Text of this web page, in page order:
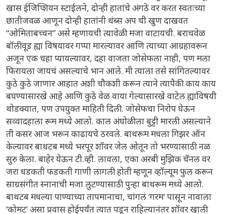
खास ईजिप्शियन स्टाईलने, दोन्ही हातांचे अंगठे वर करत स्वतःच्या
छातीजवळ आणून दोन्ही हातांनी थंब्स अप ची खुण दाखवत
“ओमिताबच्चन” असे म्हणायची त्यावेळी मजा वाटायची. बराचवेळ
बॉलीवूड ह्या विषयावर गप्पा मारल्यावर आणि त्याच्या आग्रहावरून
अजून एक चहा प्यायल्यावर, दहा वाजता जोसेफला नाही, पण मला
फिरायला जायचं असल्याचे भान आले. मी त्याला तसे सांगितल्यावर
कुठे कुठे जाणार आहात अशी चौकशी करून त्याने त्यापैकी काय काय
बघण्यासारखे आहे आणि कुठे वेळ वाया गेल्यासारखे वाटेल ह्याविषयी
थोडक्यात, पण उपयुक्त माहिती दिली. जोसेफचा निरोप घेऊन
सव्वादहाला रूम मध्ये आलो. काल अंघोळीला बुट्टी मारली असल्याने
ती कसर आज भरून काढायचे ठरवले. बाथरूम मधला गिझर ऑन
केल्यावर बाथटब मध्ये भरपूर शॉवर जेल ओतून तो भरण्यासाठी नळ
सुरु केला. बाहेर येऊन टी.व्ही. लावला, एका अरबी मुझिक चॅनल वर
जरा धडकती फडकती गाणी लागली होती म्हणून व्हॉल्यूम फुल करून
साग्रसंगीत स्नानाची मजा लुटण्यासाठी पुन्हा बाथरूम मध्ये आलो.
बाथटब मधल्या पाण्याच्या तापमानाचा, चांगलं ‘गरम’ पासून नावाला
‘कोमट’ असा प्रवास होईपर्यंत त्यात पडून राहिल्यानंतर शॉवर खाली